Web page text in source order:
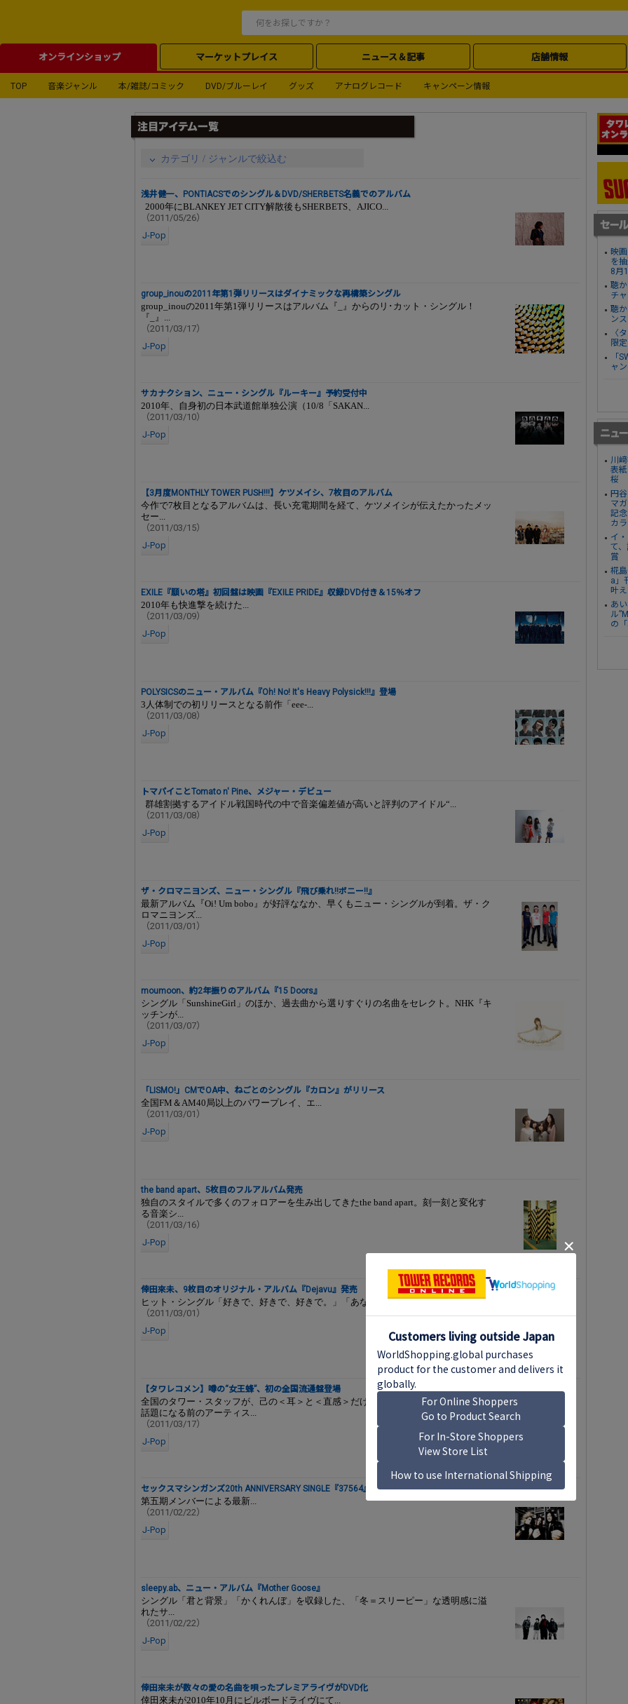
オンラインショップ マーケットプレイス ニュース＆記事 店舗情報
TOP 音楽ジャンル 本/雑誌/コミック DVD/ブルーレイ グッズ アナログレコード キャンペーン情報
カテゴリ / ジャンルで絞込む
浅井健一、PONTIACSでのシングル＆DVD/SHERBETS名義でのアルバム
2000年にBLANKEY JET CITY解散後もSHERBETS、AJICO...
（2011/05/26）
J-Pop
group_inouの2011年第1弾リリースはダイナミックな再構築シングル
group_inouの2011年第1弾リリースはアルバム『_』からのリ･カット・シングル！
『_』...
（2011/03/17）
J-Pop
サカナクション、ニュー・シングル『ルーキー』予約受付中
2010年、自身初の日本武道館単独公演（10/8「SAKAN...
（2011/03/10）
J-Pop
【3月度MONTHLY TOWER PUSH!!!】ケツメイシ、7枚目のアルバム
今作で7枚目となるアルバムは、長い充電期間を経て、ケツメイシが伝えたかったメッ
セー...
（2011/03/15）
J-Pop
EXILE『願いの塔』初回盤は映画『EXILE PRIDE』収録DVD付き＆15％オフ
2010年も快進撃を続けた...
（2011/03/09）
J-Pop
POLYSICSのニュー・アルバム『Oh! No! It's Heavy Polysick!!!』登場
3人体制での初リリースとなる前作「eee-...
（2011/03/08）
J-Pop
トマパイことTomato n' Pine、メジャー・デビュー
群雄割拠するアイドル戦国時代の中で音楽偏差値が高いと評判のアイドル“...
（2011/03/08）
J-Pop
ザ・クロマニヨンズ、ニュー・シングル『飛び乗れ!!ボニー!!』
最新アルバム『Oi! Um bobo』が好評ななか、早くもニュー・シングルが到着。ザ・ク
ロマニヨンズ...
（2011/03/01）
J-Pop
moumoon、約2年振りのアルバム『15 Doors』
シングル「SunshineGirl」のほか、過去曲から選りすぐりの名曲をセレクト。NHK『キ
ッチンが...
（2011/03/07）
J-Pop
「LISMO!」CMでOA中、ねごとのシングル『カロン』がリリース
全国FM＆AM40局以上のパワープレイ、エ...
（2011/03/01）
J-Pop
the band apart、5枚目のフルアルバム発売
独自のスタイルで多くのフォロアーを生み出してきたthe band apart。刻一刻と変化す
る音楽シ...
（2011/03/16）
J-Pop
倖田來未、9枚目のオリジナル・アルバム『Dejavu』発売
ヒット・シングル「好きで、好きで、好きで。」「あなただけが」...
（2011/03/01）
J-Pop
【タワレコメン】噂の“女王蜂”、初の全国流通盤登場
全国のタワー・スタッフが、己の＜耳＞と＜直感＞だけを信じて選んだ、まだ世間で
話題になる前のアーティス...
（2011/03/17）
J-Pop
セックスマシンガンズ20th ANNIVERSARY SINGLE『37564』
第五期メンバーによる最新...
（2011/02/22）
J-Pop
sleepy.ab、ニュー・アルバム『Mother Goose』
シングル「君と背景」「かくれんぼ」を収録した、「冬＝スリーピー」な透明感に溢
れたサ...
（2011/02/22）
J-Pop
倖田來未が数々の愛の名曲を唄ったプレミアライヴがDVD化
倖田來未が2010年10月にビルボードライヴにて...
映
を
8月
聴
チ
聴
ン
〈
限
「
ャ
川
表
桜
円
マ
記
カ
イ
て
賞
椛
a」
叶
あ
ル
の